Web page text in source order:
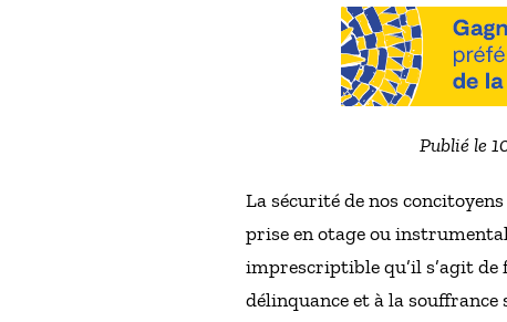
Publié le
La sécurité de nos
prise en otage ou
imprescriptible qu’il s’agit
délinquance et à la souffrance